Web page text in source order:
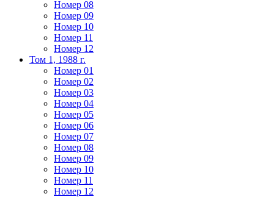
Номер 08
Номер 09
Номер 10
Номер 11
Номер 12
Том 1, 1988 г.
Номер 01
Номер 02
Номер 03
Номер 04
Номер 05
Номер 06
Номер 07
Номер 08
Номер 09
Номер 10
Номер 11
Номер 12